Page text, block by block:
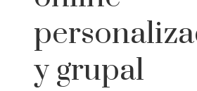
y grupal